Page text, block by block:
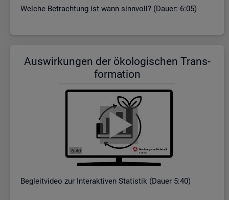
Wel­che Be­trach­tung ist wann sinn­voll? (Dauer: 6:05)
Aus­wir­kun­gen der öko­lo­gi­schen Trans­
for­ma­ti­on
Be­gleit­vi­deo zur In­ter­ak­ti­ven Sta­tis­tik (Dauer 5:40)